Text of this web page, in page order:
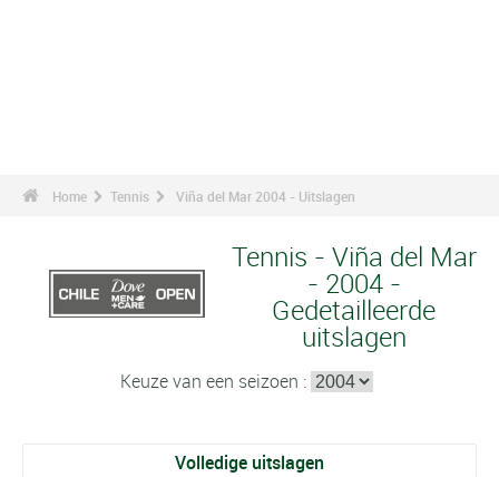
Home Tennis Viña del Mar 2004 - Uitslagen
Tennis - Viña del Mar
- 2004 -
Gedetailleerde
uitslagen
Keuze van een seizoen :
Volledige uitslagen